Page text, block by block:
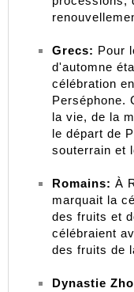
Grecs: Pour
d'automne
célébration
Perséphone.
la vie, de la
le départ de
souterrain et
Romains: À
marquait la
des fruits et
célébraient
des fruits de
Dynastie